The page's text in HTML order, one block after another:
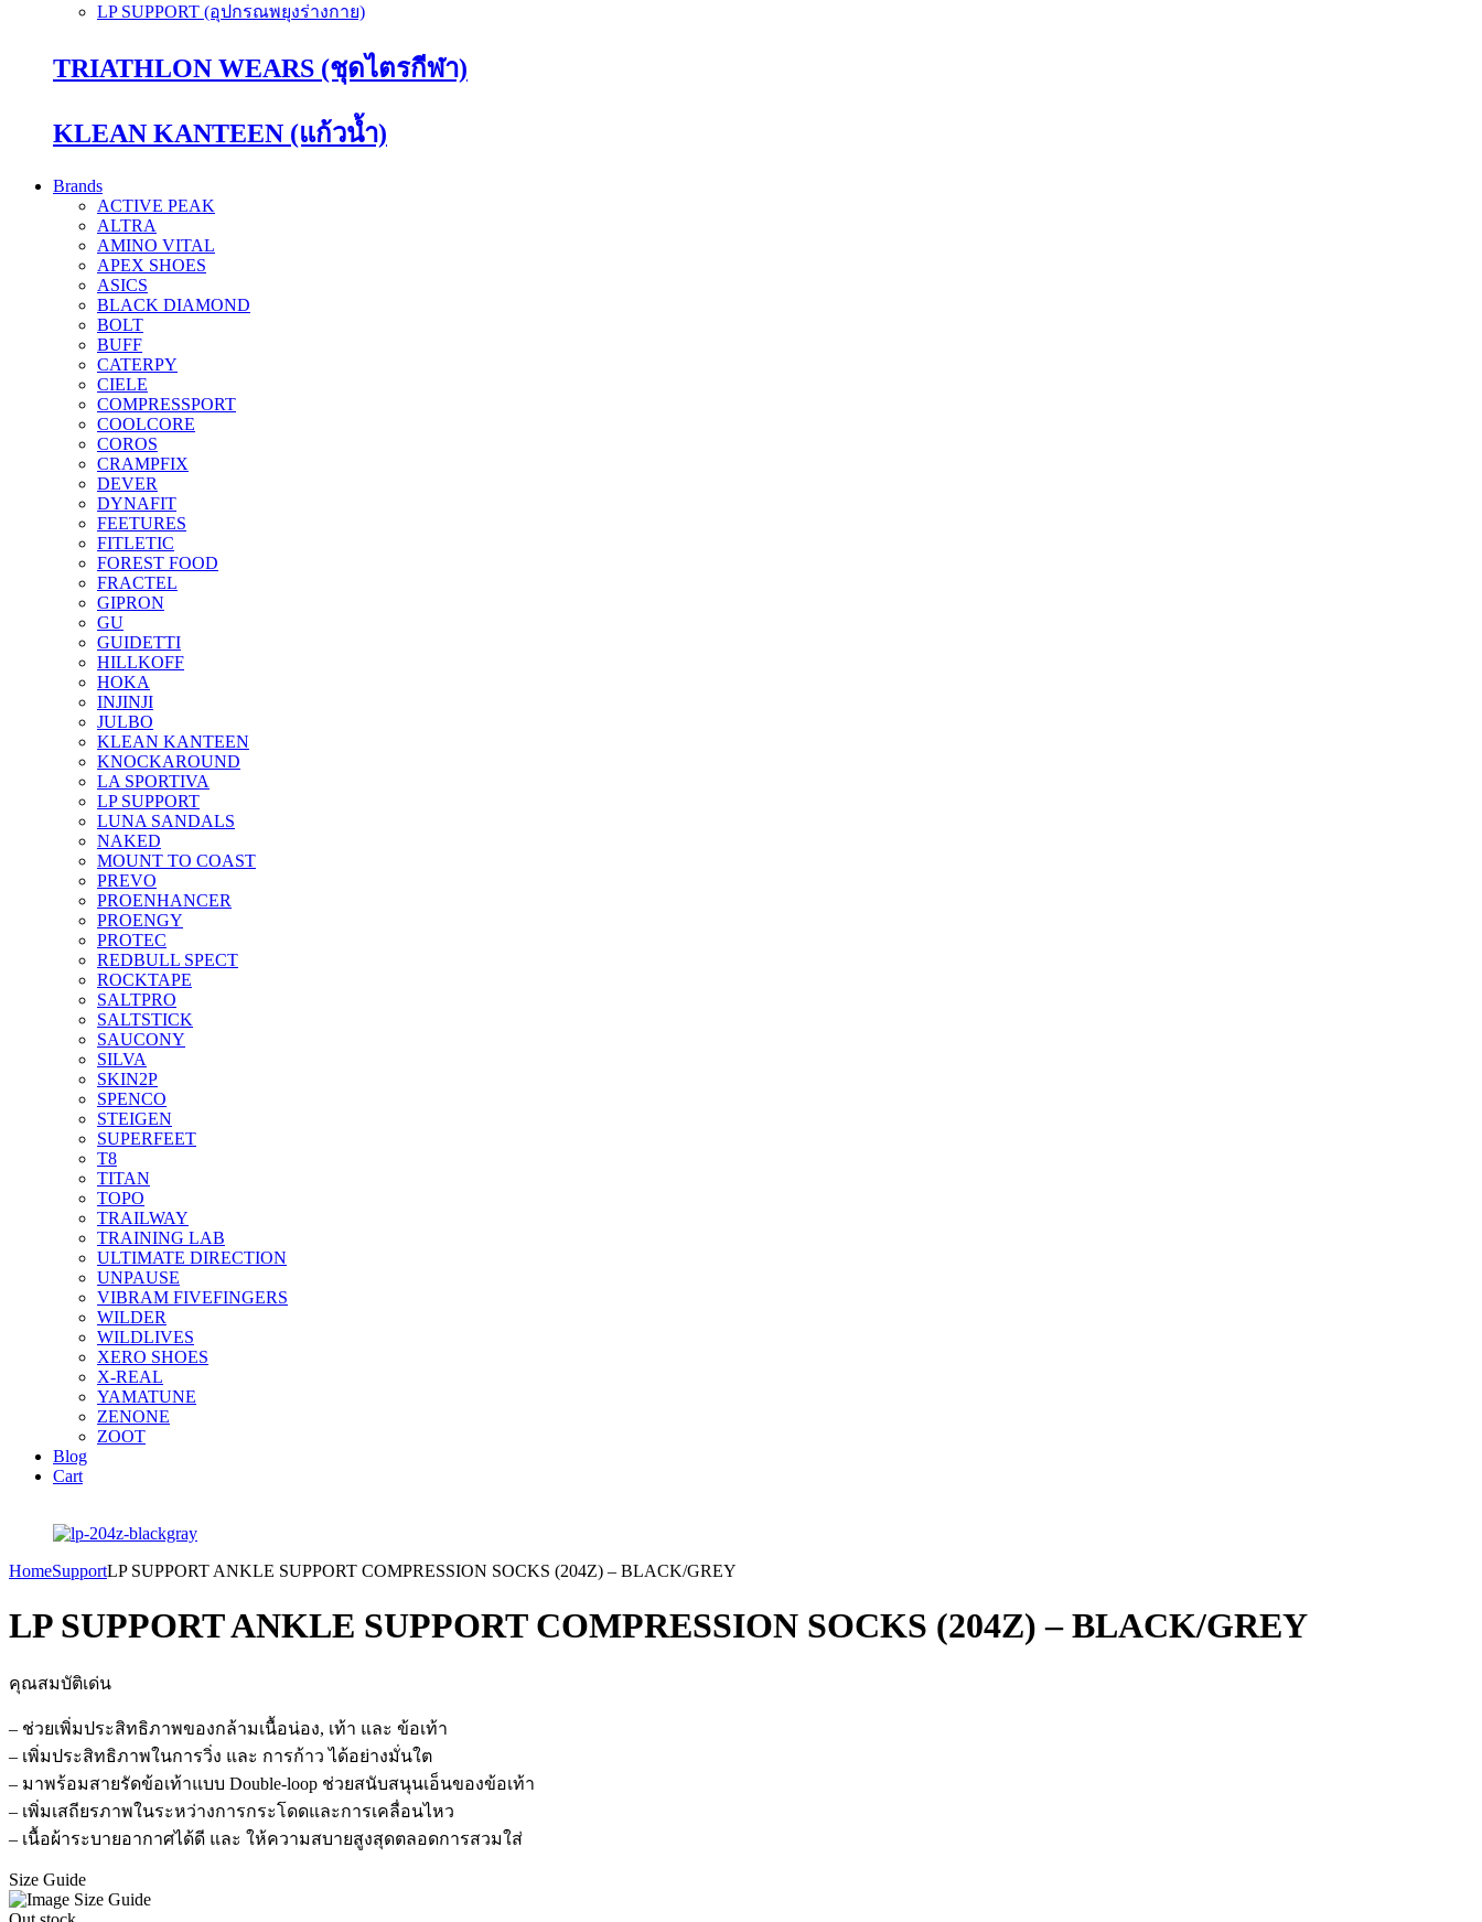
LP SUPPORT (อุปกรณพยุงร่างกาย)
TRIATHLON WEARS (ชุดไตรกีฬา)
KLEAN KANTEEN (แก้วน้ำ)
Brands
ACTIVE PEAK
ALTRA
AMINO VITAL
APEX SHOES
ASICS
BLACK DIAMOND
BOLT
BUFF
CATERPY
CIELE
COMPRESSPORT
COOLCORE
COROS
CRAMPFIX
DEVER
DYNAFIT
FEETURES
FITLETIC
FOREST FOOD
FRACTEL
GIPRON
GU
GUIDETTI
HILLKOFF
HOKA
INJINJI
JULBO
KLEAN KANTEEN
KNOCKAROUND
LA SPORTIVA
LP SUPPORT
LUNA SANDALS
NAKED
MOUNT TO COAST
PREVO
PROENHANCER
PROENGY
PROTEC
REDBULL SPECT
ROCKTAPE
SALTPRO
SALTSTICK
SAUCONY
SILVA
SKIN2P
SPENCO
STEIGEN
SUPERFEET
T8
TITAN
TOPO
TRAILWAY
TRAINING LAB
ULTIMATE DIRECTION
UNPAUSE
VIBRAM FIVEFINGERS
WILDER
WILDLIVES
XERO SHOES
X-REAL
YAMATUNE
ZENONE
ZOOT
Blog
Cart
HomeSupportLP SUPPORT ANKLE SUPPORT COMPRESSION SOCKS (204Z) – BLACK/GREY
LP SUPPORT ANKLE SUPPORT COMPRESSION SOCKS (204Z) – BLACK/GREY
คุณสมบัติเด่น
– ช่วยเพิ่มประสิทธิภาพของกล้ามเนื้อน่อง, เท้า และ ข้อเท้า
– เพิ่มประสิทธิภาพในการวิ่ง และ การก้าว ได้อย่างมั่นใต
– มาพร้อมสายรัดข้อเท้าแบบ Double-loop ช่วยสนับสนุนเอ็นของข้อเท้า
– เพิ่มเสถียรภาพในระหว่างการกระโดดและการเคลื่อนไหว
– เนื้อผ้าระบายอากาศได้ดี และ ให้ความสบายสูงสุดตลอดการสวมใส่
Size Guide